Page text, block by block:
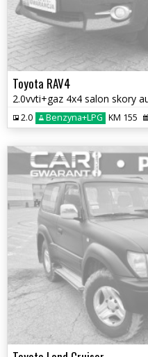
Toyota RAV4
2.0 Benzyna+LPG KM 155